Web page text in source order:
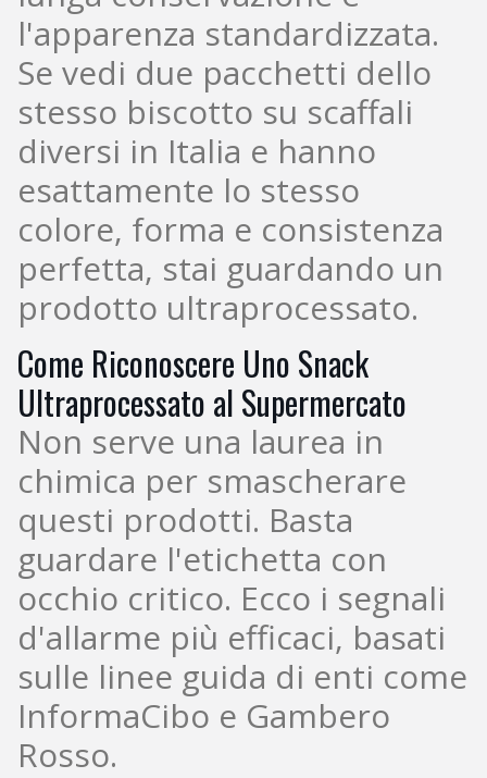
l'apparenza standardizzata.
Se vedi due pacchetti dello
stesso biscotto su scaffali
diversi in Italia e hanno
esattamente lo stesso
colore, forma e consistenza
perfetta, stai guardando un
prodotto ultraprocessato.
Come Riconoscere Uno Snack
Ultraprocessato al Supermercato
Non serve una laurea in
chimica per smascherare
questi prodotti. Basta
guardare l'etichetta con
occhio critico. Ecco i segnali
d'allarme più efficaci, basati
sulle linee guida di enti come
InformaCibo e Gambero
Rosso.